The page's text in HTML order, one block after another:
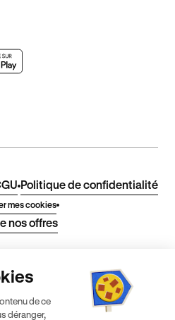
Politique de confidentialité
mes cookies
nos offres
en fonction de votre
type de formules que vous
nos
Conditions Générales de
de ce
déranger,